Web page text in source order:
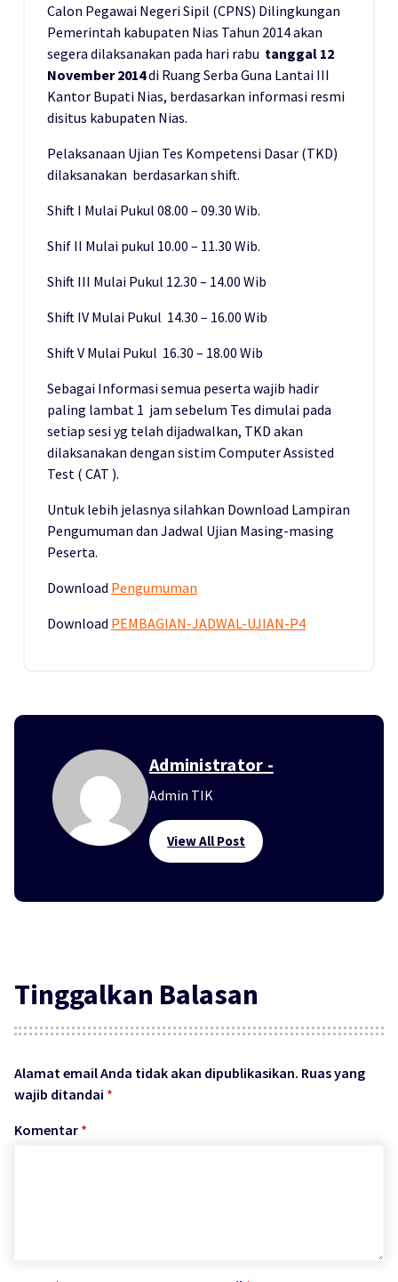
Calon Pegawai Negeri Sipil (CPNS) Dilingkungan
Pemerintah kabupaten Nias Tahun 2014 akan
segera dilaksanakan pada hari rabu tanggal 12
November 2014di Ruang Serba Guna Lantai III
Kantor Bupati Nias, berdasarkan informasi resmi
disitus kabupaten Nias.
Pelaksanaan Ujian Tes Kompetensi Dasar (TKD)
dilaksanakan berdasarkan shift.
Shift I Mulai Pukul 08.00 – 09.30 Wib.
Shif II Mulai pukul 10.00 – 11.30 Wib.
Shift III Mulai Pukul 12.30 – 14.00 Wib
Shift IV Mulai Pukul 14.30 – 16.00 Wib
Shift V Mulai Pukul 16.30 – 18.00 Wib
Sebagai Informasi semua peserta wajib hadir
paling lambat 1 jam sebelum Tes dimulai pada
setiap sesi yg telah dijadwalkan, TKD akan
dilaksanakan dengan sistim Computer Assisted
Test ( CAT ).
Untuk lebih jelasnya silahkan Download Lampiran
Pengumuman dan Jadwal Ujian Masing-masing
Peserta.
Download Pengumuman
Download PEMBAGIAN-JADWAL-UJIAN-P4
Administrator -
Admin TIK
View All Post
Tinggalkan Balasan
Alamat email Anda tidak akan dipublikasikan. Ruas yang
wajib ditandai *
Komentar *